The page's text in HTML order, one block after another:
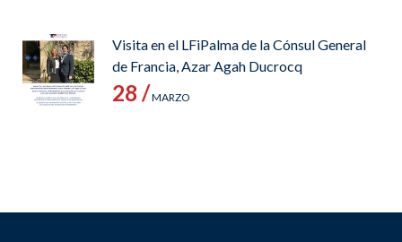
Visita en el LFiPalma de la Cónsul General
de Francia, Azar Agah Ducrocq
28 /MARZO